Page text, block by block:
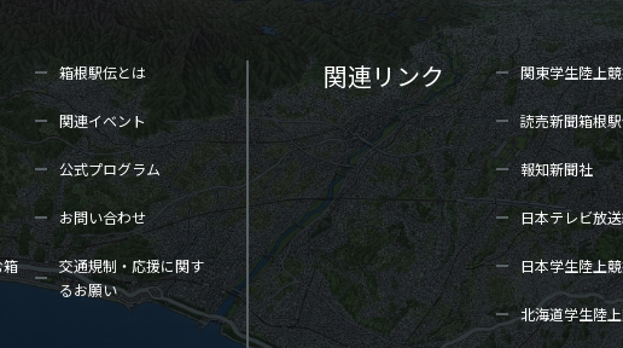
箱根駅伝とは
関連イベント
公式プログラム
お問い合わせ
交通規制・応援に関す
るお願い
関連リンク 関東学生陸上
読売新聞箱根
報知新聞社
日本テレビ放
日本学生陸上
北海道学生陸上